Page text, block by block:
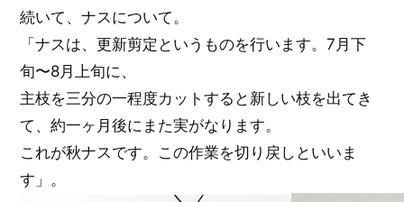
続いて、ナスについて。
「ナスは、更新剪定というものを行います。7月下
旬〜8月上旬に、
主枝を三分の一程度カットすると新しい枝を出てき
て、約一ヶ月後にまた実がなります。
これが秋ナスです。この作業を切り戻しといいま
す」。